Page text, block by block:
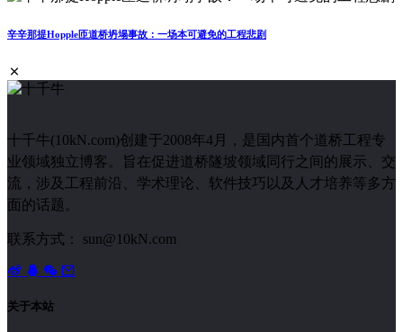
辛辛那提Hopple匝道桥坍塌事故：一场本可避免的工程悲剧
十千牛(10kN.com)创建于2008年4月，是国内首个道桥工程专
业领域独立博客。旨在促进道桥隧坡领域同行之间的展示、交
流，涉及工程前沿、学术理论、软件技巧以及人才培养等多方
面的话题。
联系方式： sun@10kN.com
关于本站